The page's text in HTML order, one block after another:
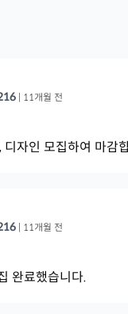
11개월 전
디자인 모집하여 마감
11개월 전
완료했습니다.